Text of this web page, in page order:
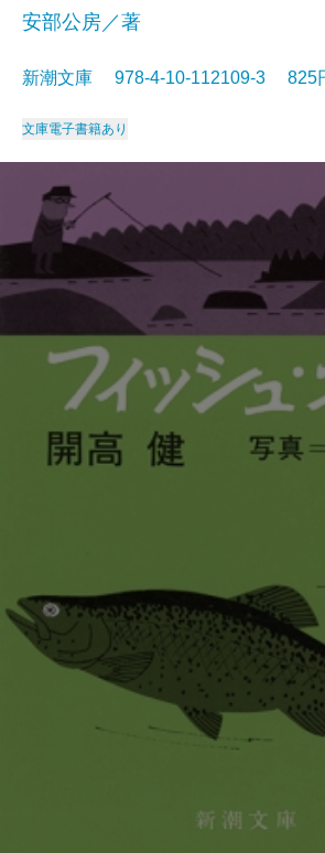
安部公房／著
新潮文庫 978-4-10-112109-3
文庫電子書籍あり